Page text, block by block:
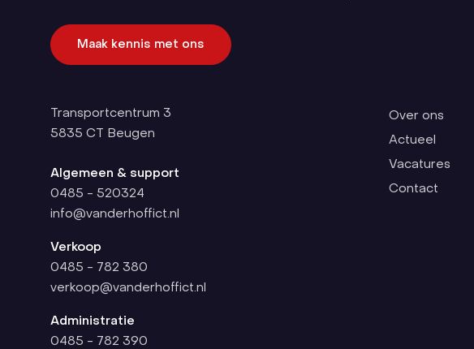
Maak kennis met ons
Transportcentrum 3
5835 CT
Beugen
Algemeen & support
0485 - 520324
info@vanderhoffict.nl
Verkoop
0485 - 782 380
verkoop@vanderhoffict.nl
Administratie
0485 - 782 390
Over ons
Actueel
Vacatures
Contact